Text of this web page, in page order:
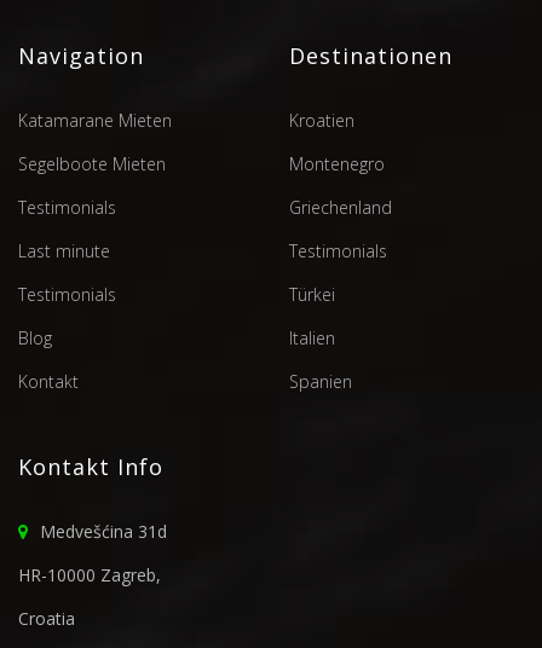
Navigation
Katamarane Mieten
Segelboote Mieten
Testimonials
Last minute
Testimonials
Blog
Kontakt
Destinationen
Kroatien
Montenegro
Griechenland
Testimonials
Türkei
Italien
Spanien
Kontakt Info
Medvešćina 31d
HR-10000 Zagreb,
Croatia